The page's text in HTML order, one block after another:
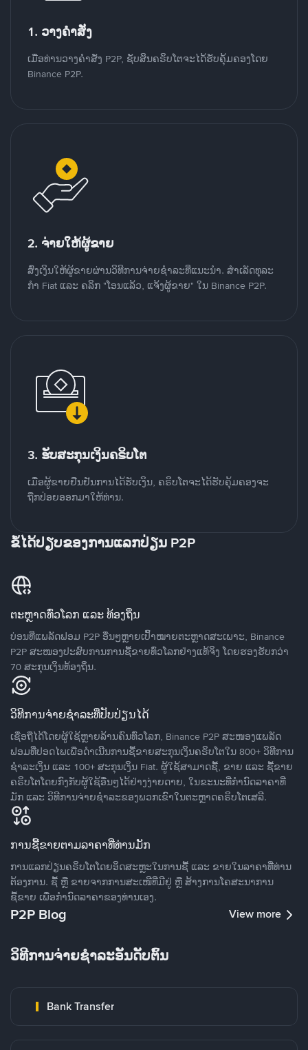
1. ວາງຄໍາສັ່ງ
ເມື່ອທ່ານວາງຄໍາສັ່ງ P2P, ຊັບສິນຄຣິບໂຕຈະໄດ້ຮັບຄຸ້ມຄອງໂດຍ
Binance P2P.
2. ຈ່າຍໃຫ້ຜູ້ຂາຍ
ສົ່ງເງິນໃຫ້ຜູ້ຂາຍຜ່ານວິທີການຈ່າຍຊຳລະທີ່ແນະນໍາ. ສໍາເລັດທຸລະ
ກໍາ Fiat ແລະ ຄລິກ "ໂອນແລ້ວ, ແຈ້ງຜູ້ຂາຍ" ໃນ Binance P2P.
3. ຮັບສະກຸນເງິນຄຣິບໂຕ
ເມື່ອຜູ້ຂາຍຢືນຢັນການໄດ້ຮັບເງິນ, ຄຣິບໂຕຈະໄດ້ຮັບຄຸ້ມຄອງຈະ
ຖືກປ່ອຍອອກມາໃຫ້ທ່ານ.
ຂໍ້ໄດ້ປຽບຂອງການແລກປ່ຽນ P2P
ຕະຫຼາດທົ່ວໂລກ ແລະ ທ້ອງຖິ່ນ
ບ່ອນທີ່ແພລັດຟອມ P2P ອື່ນໆຫຼາຍເປົ້າໝາຍຕະຫຼາດສະເພາະ, Binance
P2P ສະໜອງປະສົບການການຊື້ຂາຍທົ່ວໂລກຢ່າງແທ້ຈິງ ໂດຍຮອງຮັບກວ່າ
70 ສະກຸນເງິນທ້ອງຖິ່ນ.
ວິທີການຈ່າຍຊຳລະທີ່ປັບປ່ຽນໄດ້
ເຊື່ອຖືໄດ້ໂດຍຜູ້ໃຊ້ຫຼາຍລ້ານຄົນທົ່ວໂລກ, Binance P2P ສະໜອງແພລັດ
ຟອມທີ່ປອດໄພເພື່ອດໍາເນີນການຊື້ຂາຍສະກຸນເງິນຄຣິບໂຕໃນ 800+ ວິທີການ
ຊໍາລະເງິນ ແລະ 100+ ສະກຸນເງິນ Fiat. ຜູ້ໃຊ້ສາມາດຊື້, ຂາຍ ແລະ ຊື້ຂາຍ
ຄຣິບໂຕໂດຍກົງກັບຜູ້ໃຊ້ອື່ນໆໄດ້ຢ່າງງ່າຍດາຍ, ໃນຂະນະທີ່ກໍານົດລາຄາທີ່
ມັກ ແລະ ວິທີການຈ່າຍຊຳລະຂອງພວກເຂົາໃນຕະຫຼາດຄຣິບໂຕເສລີ.
ການຊື້ຂາຍຕາມລາຄາທີ່ທ່ານມັກ
ການແລກປ່ຽນຄຣິບໂຕໂດຍອິດສະຫຼະໃນການຊື້ ແລະ ຂາຍໃນລາຄາທີ່ທ່ານ
ຕ້ອງການ. ຊື້ ຫຼື ຂາຍຈາກການສະເໜີທີ່ມີຢູ່ ຫຼື ສ້າງການໂຄສະນາການ
ຊື້ຂາຍ ເພື່ອກໍານົດລາຄາຂອງທ່ານເອງ.
P2P Blog View more
ວິທີການຈ່າຍຊຳລະອັນດັບຕົ້ນ
Bank Transfer